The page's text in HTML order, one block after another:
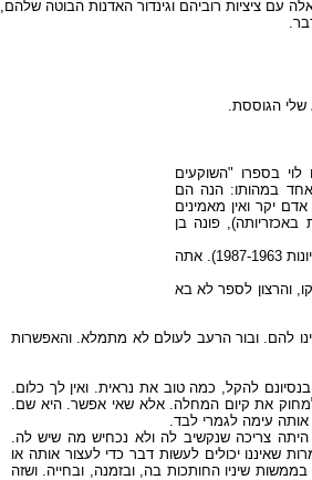
עם ציציות רוביהם וגינדור האדנות הבוטה שלהם,
שלי הגוססת.
בספרו "השוקעים
אחד במהותו: הנה הם
יקר ואין מאמינים
באכזריותה), פונה בן
סיוט אחר וקבוע וחוזר על עצמו היה חלום של אכילה (הוא מספר בשיחות וראיונות 1987-1963). אתה
והרצון לספר לא בא
להם. ובור הרעב לעולם לא מתמלא. והאפשרות
להקל, כמה טוב את נראית. ואין לך כלום.
את קיום המחלה. אלא שאי אפשר. היא שם.
עימה לגמרי לבד.
צריכה שנקשיב לה ולא נכחיש מה שיש לה.
יכולים לעשות דבר כדי לעצור אותה או
שיניו החותכות בה, ובזמנה, ובחייה. ושזה